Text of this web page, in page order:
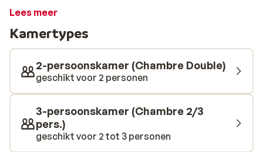
je kunt aan je sportieve dag beginnen. De kamers en
naast een fijne slaap- en badkamer ook voorzien van
een kitchenette. Kom je wat vermoeid terug van een dag
skiën? Dan kun je terecht in het wellness gedeelte, waar
je weer heerlijk kunt ontspannen in het verwarmde
binnen- en buitenbad, de sauna, jacuzzi of het
stoombad.
Lees meer
Kamertypes
2-persoonskamer (Chambre Double)
geschikt voor 2 personen
3-persoonskamer (Chambre 2/3
pers.)
geschikt voor 2 tot 3 personen